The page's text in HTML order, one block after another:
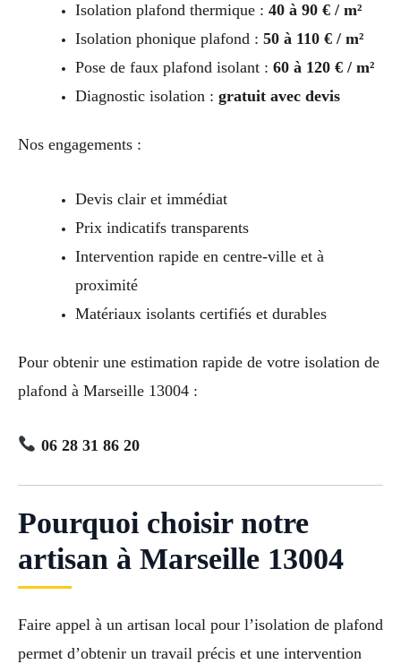
Isolation plafond thermique : 40 à 90 € / m²
Isolation phonique plafond : 50 à 110 € / m²
Pose de faux plafond isolant : 60 à 120 € / m²
Diagnostic isolation : gratuit avec devis
Nos engagements :
Devis clair et immédiat
Prix indicatifs transparents
Intervention rapide en centre-ville et à
proximité
Matériaux isolants certifiés et durables
Pour obtenir une estimation rapide de votre isolation de
plafond à Marseille 13004 :
06 28 31 86 20
Pourquoi choisir notre
artisan à Marseille 13004
Faire appel à un artisan local pour l’isolation de plafond
permet d’obtenir un travail précis et une intervention